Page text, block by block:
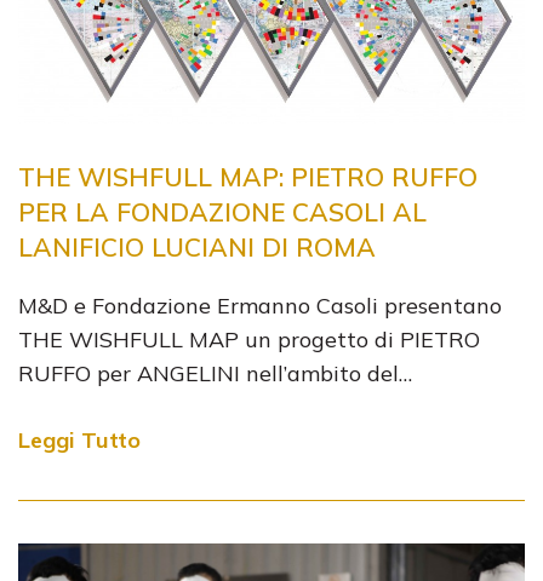
THE WISHFULL MAP: PIETRO RUFFO
PER LA FONDAZIONE CASOLI AL
LANIFICIO LUCIANI DI ROMA
M&D e Fondazione Ermanno Casoli presentano
THE WISHFULL MAP un progetto di PIETRO
RUFFO per ANGELINI nell’ambito del…
Leggi Tutto